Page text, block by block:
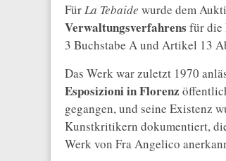
FürLa Tebaide wurde dem
Verwaltungsverfahrens für die
3 Buchstabe A und Artikel 13
Das Werk war zuletzt 1970
Esposizioni in Florenz
gegangen, und seine Existenz
Kunstkritikern dokumentiert,
Werk von Fra Angelico